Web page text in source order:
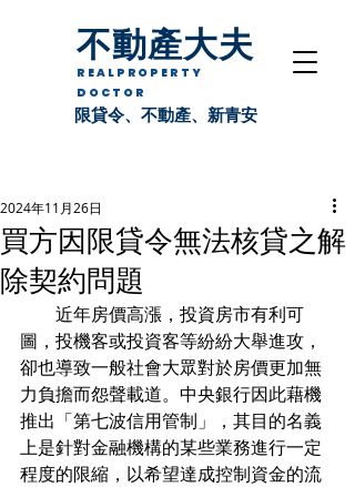
不動產大夫
REALPROPERTY
DOCTOR
限貸令、不動產、新青安
買方因限貸令無法核貸之解
除契約問題
2024年11月26日
近年房價高漲，投資房市有利可
圖，投機客或投資客等紛紛大舉進攻，
卻也導致一般社會大眾對於房價更加無
力負擔而怨聲載道。中央銀行因此藉機
推出「第七波信用管制」，其目的名義
上是針對金融機構的某些業務進行一定
程度的限縮，以希望達成控制資金的流